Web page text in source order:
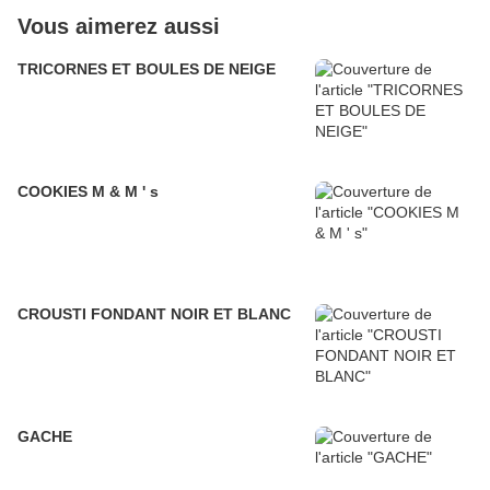
Vous aimerez aussi
TRICORNES ET BOULES DE NEIGE
COOKIES M & M ' s
CROUSTI FONDANT NOIR ET BLANC
GACHE